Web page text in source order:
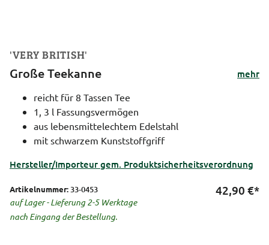
'VERY BRITISH'
Große Teekanne
mehr
reicht für 8 Tassen Tee
1, 3 l Fassungsvermögen
aus lebensmittelechtem Edelstahl
mit schwarzem Kunststoffgriff
Hersteller/Importeur gem. Produktsicherheitsverordnung
Artikelnummer: 33-0453
auf Lager - Lieferung 2-5 Werktage
nach Eingang der Bestellung.
42,90 €*